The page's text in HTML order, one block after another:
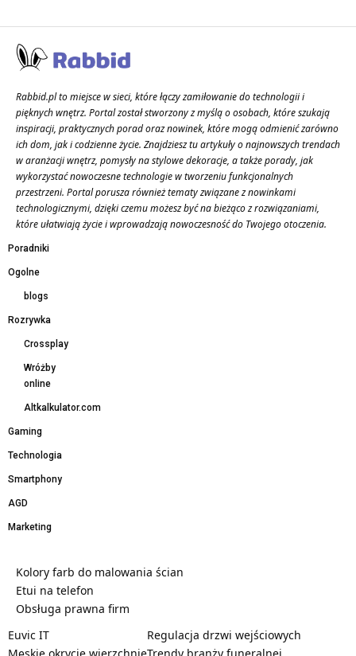
Rabbid.pl to miejsce w sieci, które łączy zamiłowanie do technologii i
pięknych wnętrz. Portal został stworzony z myślą o osobach, które szukają
inspiracji, praktycznych porad oraz nowinek, które mogą odmienić zarówno
ich dom, jak i codzienne życie. Znajdziesz tu artykuły o najnowszych trendach
w aranżacji wnętrz, pomysły na stylowe dekoracje, a także porady, jak
wykorzystać nowoczesne technologie w tworzeniu funkcjonalnych
przestrzeni. Portal porusza również tematy związane z nowinkami
technologicznymi, dzięki czemu możesz być na bieżąco z rozwiązaniami,
które ułatwiają życie i wprowadzają nowoczesność do Twojego otoczenia.
Poradniki
Ogolne
blogs
Rozrywka
Crossplay
Wróżby
online
Altkalkulator.com
Gaming
Technologia
Smartphony
AGD
Marketing
Kolory farb do malowania ścian
Etui na telefon
Obsługa prawna firm
Euvic IT
Męskie okrycie wierzchnie
Regulacja drzwi wejściowych
Trendy branży funeralnej